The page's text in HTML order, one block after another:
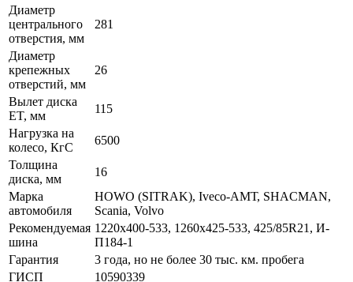
Диаметр
центрального
отверстия, мм
281
Диаметр
крепежных
отверстий, мм
26
Вылет диска
ET, мм
115
Нагрузка на
колесо, КгС
6500
Толщина
диска, мм
16
Марка
автомобиля
HOWO (SITRAK), Iveco-АМТ, SHACMAN,
Scania, Volvo
Рекомендуемая
шина
1220х400-533, 1260х425-533, 425/85R21, И-
П184-1
Гарантия
3 года, но не более 30 тыс. км. пробега
ГИСП
10590339